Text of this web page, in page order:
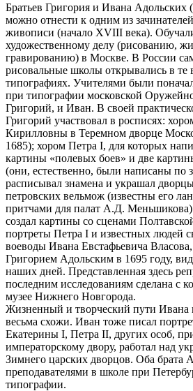
Братьев Григория и Ивана Адольских
можно отнести к одним из
живописи (начало XVIII века).
художественному делу (рисованию,
гравированию) в Москве. В России
рисовальные школы открывались в те
типографиях. Учителями были
при типографии московской
Григорий, и Иван. В своей
Григорий участвовал в росписях:
Кирилловны в Теремном дворце
1685); хором Петра I, для которых
картины «полевых боев» и две
(они, естественно, были написаны по
расписывал знамена и украшал
петровских вельмож (известны его
притчами для палат А.Д.
создал картины со сценами
портреты Петра I и известных людей
воеводы Ивана Евстафьевича
Григорием Адольским в 1695 году,
наших дней. Представленная здесь
последним исследованиям сделана с
музее Нижнего Новгорода.
Жизненный и творческий пути Ивана
весьма схожи. Иван тоже писал
Екатерины I, Петра II, других особ,
императорскому двору, работал над
Зимнего царских дворцов. Оба брата
преподавателями в школе при
типографии.